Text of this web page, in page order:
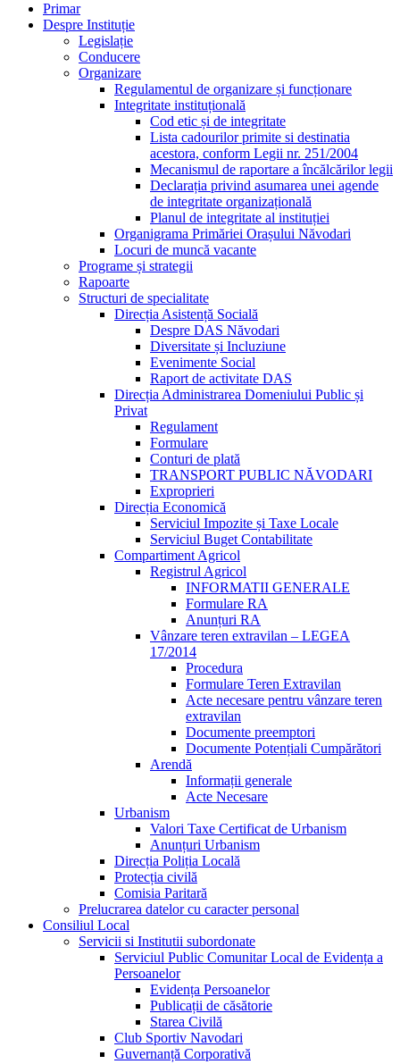
Primar
Despre Instituție
Legislație
Conducere
Organizare
Regulamentul de organizare și funcționare
Integritate instituțională
Cod etic și de integritate
Lista cadourilor primite si destinatia
acestora, conform Legii nr. 251/2004
Mecanismul de raportare a încălcărilor legii
Declarația privind asumarea unei agende
de integritate organizațională
Planul de integritate al instituției
Organigrama Primăriei Orașului Năvodari
Locuri de muncă vacante
Programe și strategii
Rapoarte
Structuri de specialitate
Direcția Asistență Socială
Despre DAS Năvodari
Diversitate și Incluziune
Evenimente Social
Raport de activitate DAS
Direcția Administrarea Domeniului Public și
Privat
Regulament
Formulare
Conturi de plată
TRANSPORT PUBLIC NĂVODARI
Exproprieri
Direcția Economică
Serviciul Impozite și Taxe Locale
Serviciul Buget Contabilitate
Compartiment Agricol
Registrul Agricol
INFORMATII GENERALE
Formulare RA
Anunțuri RA
Vânzare teren extravilan – LEGEA
17/2014
Procedura
Formulare Teren Extravilan
Acte necesare pentru vânzare teren
extravilan
Documente preemptori
Documente Potențiali Cumpărători
Arendă
Informații generale
Acte Necesare
Urbanism
Valori Taxe Certificat de Urbanism
Anunțuri Urbanism
Direcția Poliția Locală
Protecția civilă
Comisia Paritară
Prelucrarea datelor cu caracter personal
Consiliul Local
Servicii si Institutii subordonate
Serviciul Public Comunitar Local de Evidența a
Persoanelor
Evidența Persoanelor
Publicații de căsătorie
Starea Civilă
Club Sportiv Navodari
Guvernanță Corporativă